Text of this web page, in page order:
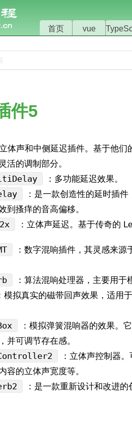
首页 vue
件5
立体声和中侧延迟插件。基于他
活的调制部分。
：多功能延迟效果。
：是一款创造性的延时插
到搔痒的音高偏移。
：立体声延迟。基于传奇的
：数字混响插件，其灵感来
：算法混响处理器，主要用于
模拟真实的磁带回声效果，适用
：模拟弹簧混响器的效果。
并可调节存在感。
：立体声控制器
容的立体声宽度等。
：是一款重新设计和改进的